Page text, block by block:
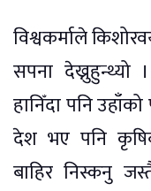
विश्वकर्माले
सपना
हानिँदा पनि
देश भए पनि
बाहिर निस्कनु